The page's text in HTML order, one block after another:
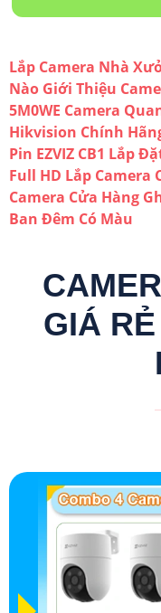
Lắp Camera Nhà
Nào Giới Thiệu
5M0WE Camera
Hikvision Chính
Pin EZVIZ CB1 Lắp
Full HD Lắp Camera
Camera Cửa Hàng
Ban Đêm Có Màu
GIÁ